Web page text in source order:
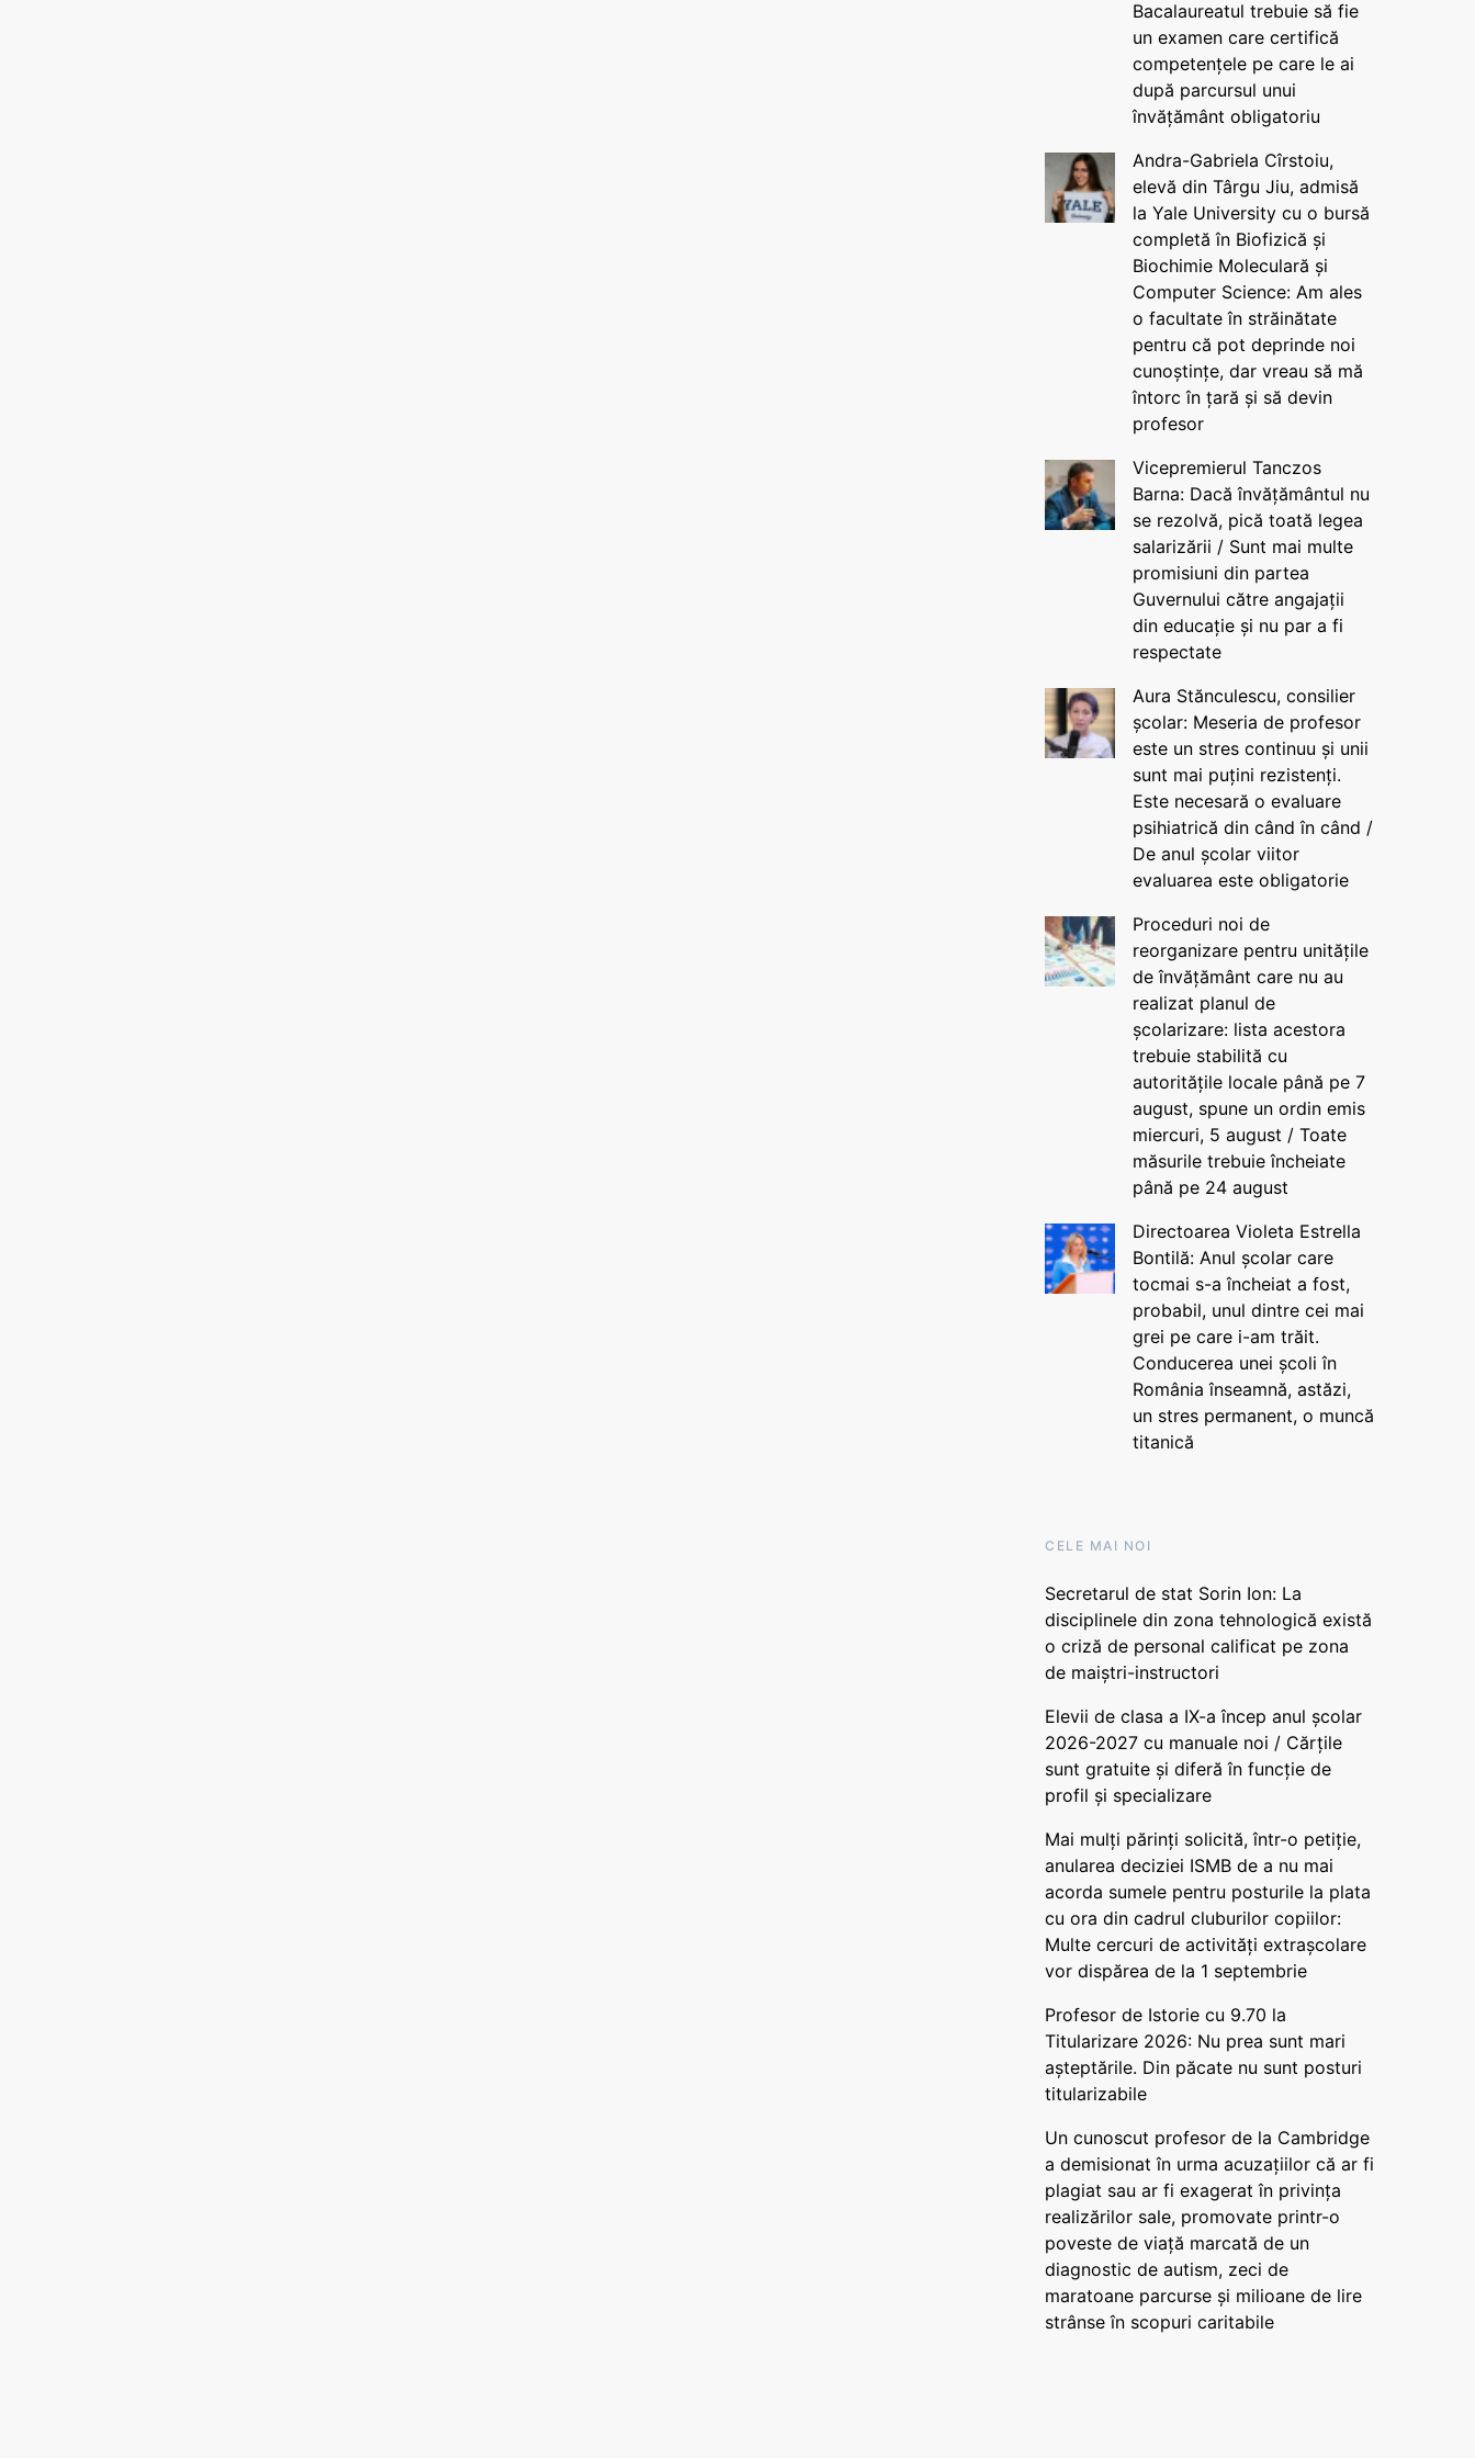
Bacalaureatul trebuie să fie
un examen care certifică
competențele pe care le ai
după parcursul unui
învățământ obligatoriu
Andra-Gabriela Cîrstoiu,
elevă din Târgu Jiu, admisă
la Yale University cu o bursă
completă în Biofizică și
Biochimie Moleculară și
Computer Science: Am ales
o facultate în străinătate
pentru că pot deprinde noi
cunoștințe, dar vreau să mă
întorc în țară și să devin
profesor
Vicepremierul Tanczos
Barna: Dacă învățământul nu
se rezolvă, pică toată legea
salarizării / Sunt mai multe
promisiuni din partea
Guvernului către angajații
din educație și nu par a fi
respectate
Aura Stănculescu, consilier
școlar: Meseria de profesor
este un stres continuu și unii
sunt mai puțini rezistenți.
Este necesară o evaluare
psihiatrică din când în când /
De anul școlar viitor
evaluarea este obligatorie
Proceduri noi de
reorganizare pentru unitățile
de învățământ care nu au
realizat planul de
școlarizare: lista acestora
trebuie stabilită cu
autoritățile locale până pe 7
august, spune un ordin emis
miercuri, 5 august / Toate
măsurile trebuie încheiate
până pe 24 august
Directoarea Violeta Estrella
Bontilă: Anul școlar care
tocmai s-a încheiat a fost,
probabil, unul dintre cei mai
grei pe care i-am trăit.
Conducerea unei școli în
România înseamnă, astăzi,
un stres permanent, o muncă
titanică
CELE MAI NOI
Secretarul de stat Sorin Ion: La
disciplinele din zona tehnologică există
o criză de personal calificat pe zona
de maiștri-instructori
Elevii de clasa a IX-a încep anul școlar
2026-2027 cu manuale noi / Cărțile
sunt gratuite și diferă în funcție de
profil și specializare
Mai mulți părinți solicită, într-o petiție,
anularea deciziei ISMB de a nu mai
acorda sumele pentru posturile la plata
cu ora din cadrul cluburilor copiilor:
Multe cercuri de activități extrașcolare
vor dispărea de la 1 septembrie
Profesor de Istorie cu 9.70 la
Titularizare 2026: Nu prea sunt mari
așteptările. Din păcate nu sunt posturi
titularizabile
Un cunoscut profesor de la Cambridge
a demisionat în urma acuzațiilor că ar fi
plagiat sau ar fi exagerat în privința
realizărilor sale, promovate printr-o
poveste de viață marcată de un
diagnostic de autism, zeci de
maratoane parcurse și milioane de lire
strânse în scopuri caritabile